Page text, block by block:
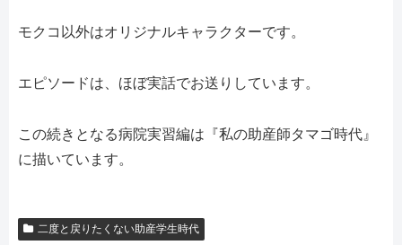
モクコ以外はオリジナルキャラクターです。
エピソードは、ほぼ実話でお送りしています。
この続きとなる病院実習編は『私の助産師タマゴ時代』
に描いています。
二度と戻りたくない助産学生時代